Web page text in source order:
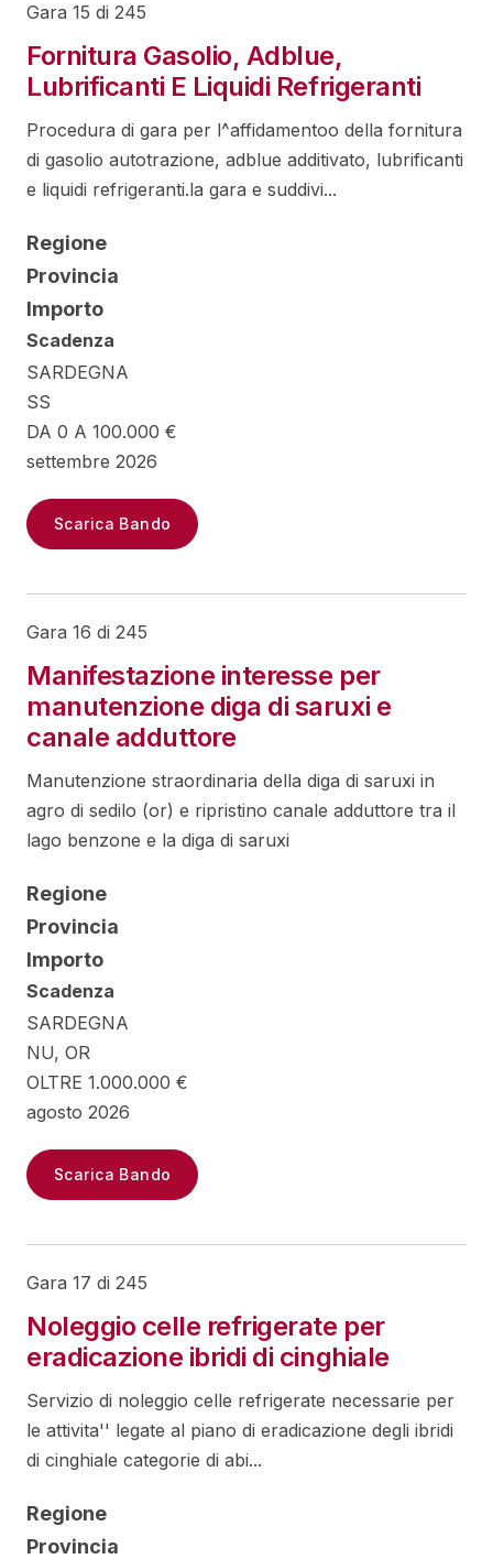
Gara 15 di 245
Fornitura Gasolio, Adblue,
Lubrificanti E Liquidi Refrigeranti
Procedura di gara per l^affidamentoo della fornitura
di gasolio autotrazione, adblue additivato, lubrificanti
e liquidi refrigeranti.la gara e suddivi...
Regione
Provincia
Importo
Scadenza
SARDEGNA
SS
DA 0 A 100.000 €
settembre 2026
Scarica Bando
Gara 16 di 245
Manifestazione interesse per
manutenzione diga di saruxi e
canale adduttore
Manutenzione straordinaria della diga di saruxi in
agro di sedilo (or) e ripristino canale adduttore tra il
lago benzone e la diga di saruxi
Regione
Provincia
Importo
Scadenza
SARDEGNA
NU, OR
OLTRE 1.000.000 €
agosto 2026
Scarica Bando
Gara 17 di 245
Noleggio celle refrigerate per
eradicazione ibridi di cinghiale
Servizio di noleggio celle refrigerate necessarie per
le attivita'' legate al piano di eradicazione degli ibridi
di cinghiale categorie di abi...
Regione
Provincia